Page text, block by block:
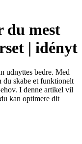
du mest
| idényt
udnyttes bedre. Med
du skabe et funktionelt
I denne artikel vil
kan optimere dit